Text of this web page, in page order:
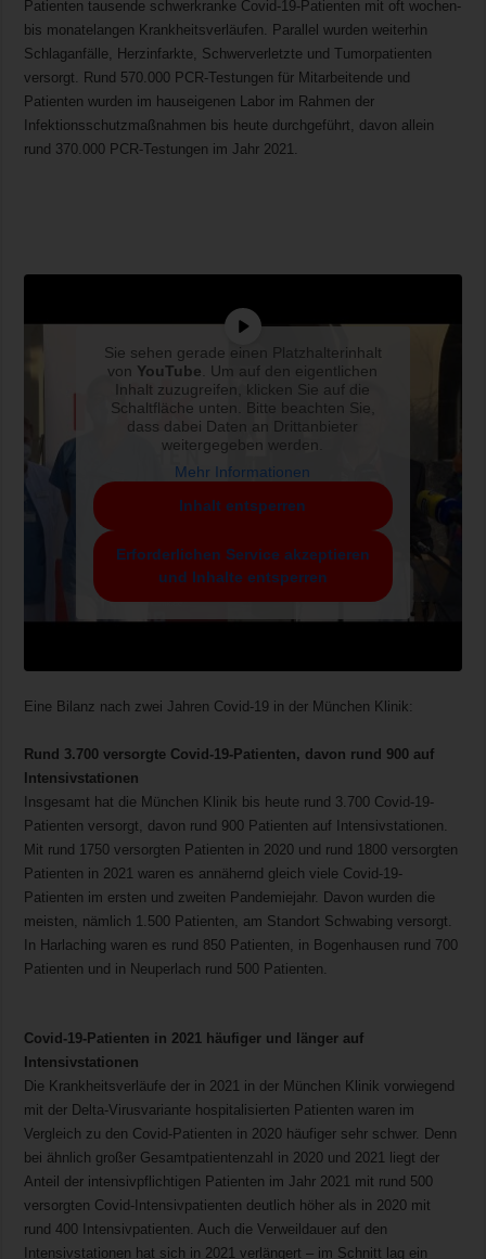
Patienten tausende schwerkranke Covid-19-Patienten mit oft wochen-
bis monatelangen Krankheitsverläufen. Parallel wurden weiterhin
Schlaganfälle, Herzinfarkte, Schwerverletzte und Tumorpatienten
versorgt. Rund 570.000 PCR-Testungen für Mitarbeitende und
Patienten wurden im hauseigenen Labor im Rahmen der
Infektionsschutzmaßnahmen bis heute durchgeführt, davon allein
rund 370.000 PCR-Testungen im Jahr 2021.
Sie sehen gerade einen Platzhalterinhalt
von YouTube . Um auf den eigentlichen
Inhalt zuzugreifen, klicken Sie auf die
Schaltfläche unten. Bitte beachten Sie,
dass dabei Daten an Drittanbieter
weitergegeben werden.
Mehr Informationen
Inhalt entsperren
Erforderlichen Service akzeptieren
und Inhalte entsperren
Eine Bilanz nach zwei Jahren Covid-19 in der München Klinik:
Rund 3.700 versorgte Covid-19-Patienten, davon rund 900 auf
Intensivstationen
Insgesamt hat die München Klinik bis heute rund 3.700 Covid-19-
Patienten versorgt, davon rund 900 Patienten auf Intensivstationen.
Mit rund 1750 versorgten Patienten in 2020 und rund 1800 versorgten
Patienten in 2021 waren es annähernd gleich viele Covid-19-
Patienten im ersten und zweiten Pandemiejahr. Davon wurden die
meisten, nämlich 1.500 Patienten, am Standort Schwabing versorgt.
In Harlaching waren es rund 850 Patienten, in Bogenhausen rund 700
Patienten und in Neuperlach rund 500 Patienten.
Covid-19-Patienten in 2021 häufiger und länger auf
Intensivstationen
Die Krankheitsverläufe der in 2021 in der München Klinik vorwiegend
mit der Delta-Virusvariante hospitalisierten Patienten waren im
Vergleich zu den Covid-Patienten in 2020 häufiger sehr schwer. Denn
bei ähnlich großer Gesamtpatientenzahl in 2020 und 2021 liegt der
Anteil der intensivpflichtigen Patienten im Jahr 2021 mit rund 500
versorgten Covid-Intensivpatienten deutlich höher als in 2020 mit
rund 400 Intensivpatienten. Auch die Verweildauer auf den
Intensivstationen hat sich in 2021 verlängert – im Schnitt lag ein